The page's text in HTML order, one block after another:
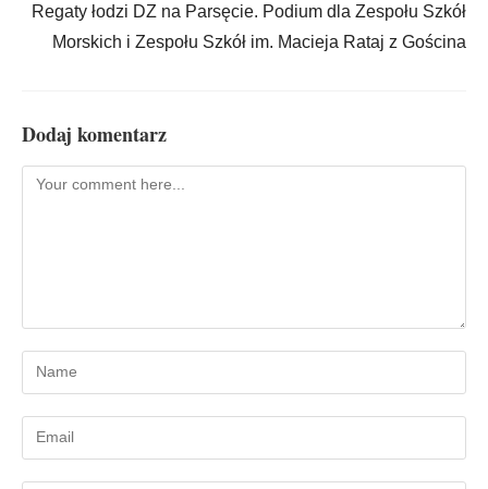
Regaty łodzi DZ na Parsęcie. Podium dla Zespołu Szkół
Morskich i Zespołu Szkół im. Macieja Rataj z Gościna
Dodaj komentarz